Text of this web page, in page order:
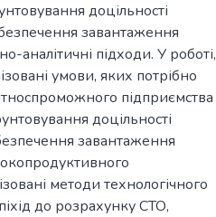
доцільності
завантаження
аналітичні підходи. У роботі,
умови, яких потрібно
підприємства
доцільності
завантаження
методи технологічного
до розрахунку СТО,